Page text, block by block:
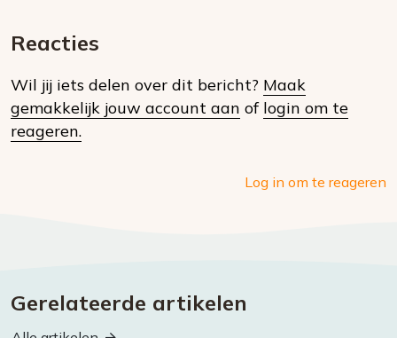
social
Reacties
Wil jij iets delen over dit bericht? Maak
gemakkelijk jouw account aan of login om te
reageren.
Log in om te reageren
Gerelateerde artikelen